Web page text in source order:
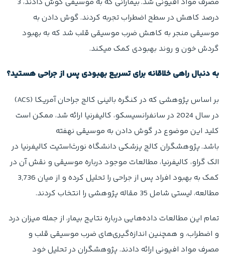
درصد کاهش در سطح اضطراب تجربه کردند. گوش دادن به
موسیقی منجر به کاهش ضرب موسیقی قلب شد که به بهبود
گردش خون و روند بهبودی کمک میکند.
به دنبال راهی خلاقانه برای تسریع بهبودی پس از جراحی هستید؟
بر اساس پژوهشی که در کنگره بالینی کالج جراحان آمریکا (ACS)
در سال 2024 در سانفرانسیسکو، کالیفرنیا ارائه شد، ممکن است
کلید این موضوع در گوش دادن به موسیقی نهفته
باشد. پژوهشگران کالج پزشکی دانشگاه نورث‌استیت کالیفرنیا در
الک گراو، کالیفرنیا، مطالعات موجود درباره موسیقی و نقش آن در
کمک به بهبود افراد پس از جراحی را تحلیل کرده و از میان 3,736
مطالعه، لیستی شامل 35 مقاله پژوهشی را انتخاب کردند.
تمام این مطالعات داده‌هایی درباره نتایج بیمار، از جمله میزان درد
و اضطراب، و همچنین اندازه‌گیری‌های ضرب موسیقی قلب و
مصرف مواد افیونی ارائه دادند. پژوهشگران در تحلیل خود